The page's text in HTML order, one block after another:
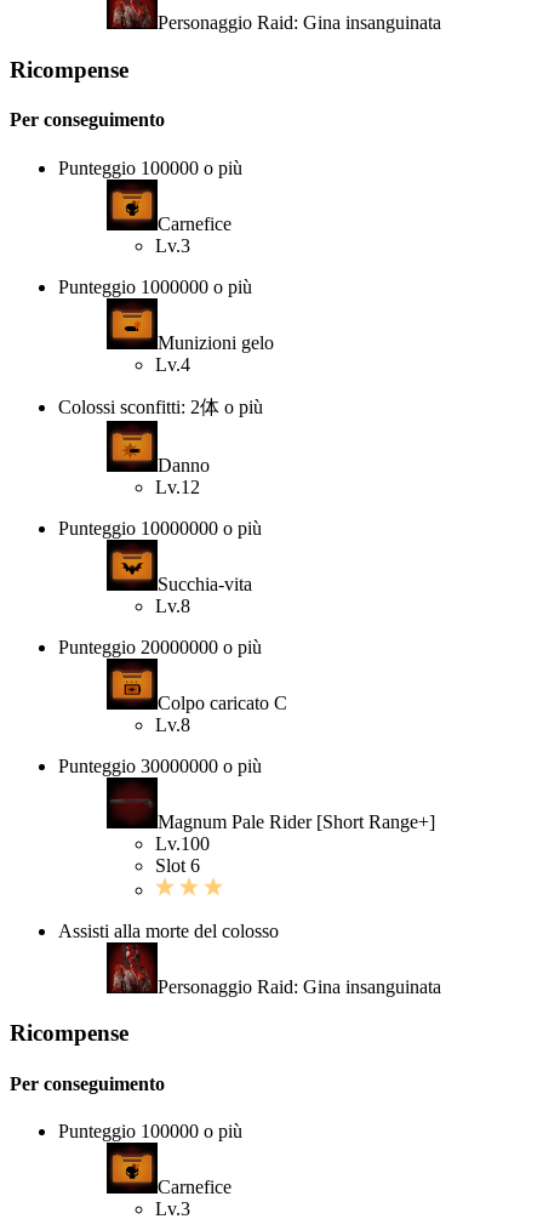
Personaggio Raid: Gina insanguinata
Ricompense
Per conseguimento
Punteggio 100000 o più
Carnefice
Lv.3
Punteggio 1000000 o più
Munizioni gelo
Lv.4
Colossi sconfitti: 2体 o più
Danno
Lv.12
Punteggio 10000000 o più
Succhia-vita
Lv.8
Punteggio 20000000 o più
Colpo caricato C
Lv.8
Punteggio 30000000 o più
Magnum Pale Rider [Short Range+]
Lv.100
Slot 6
Assisti alla morte del colosso
Personaggio Raid: Gina insanguinata
Ricompense
Per conseguimento
Punteggio 100000 o più
Carnefice
Lv.3